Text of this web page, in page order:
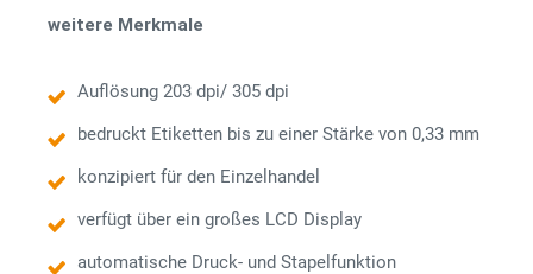
weitere Merkmale
Auflösung 203 dpi/ 305 dpi
bedruckt Etiketten bis zu einer Stärke von 0,33 mm
konzipiert für den Einzelhandel
verfügt über ein großes LCD Display
automatische Druck- und Stapelfunktion